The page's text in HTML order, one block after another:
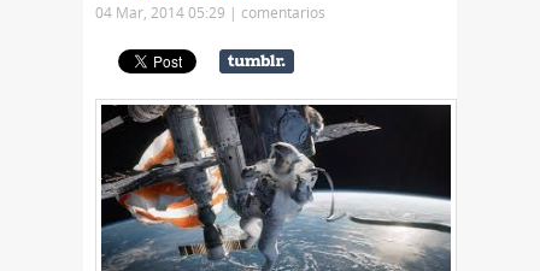
04 Mar, 2014 05:29 | comentarios